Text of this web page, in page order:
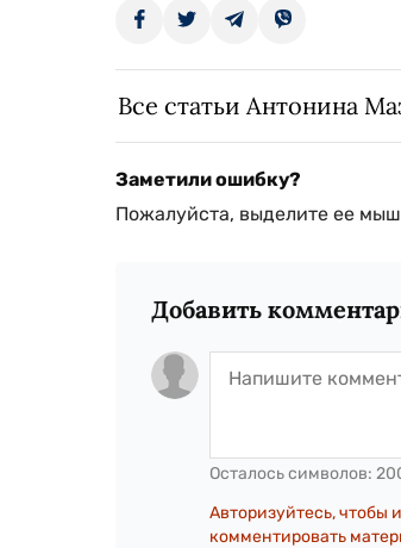
Все статьи Антонина
Заметили ошибку?
Пожалуйста, выделите ее
Добавить
Осталось символов:
Авторизуйтесь, чтобы
комментировать